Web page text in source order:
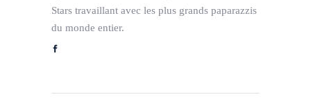
Stars travaillant avec les plus grands paparazzis
du monde entier.